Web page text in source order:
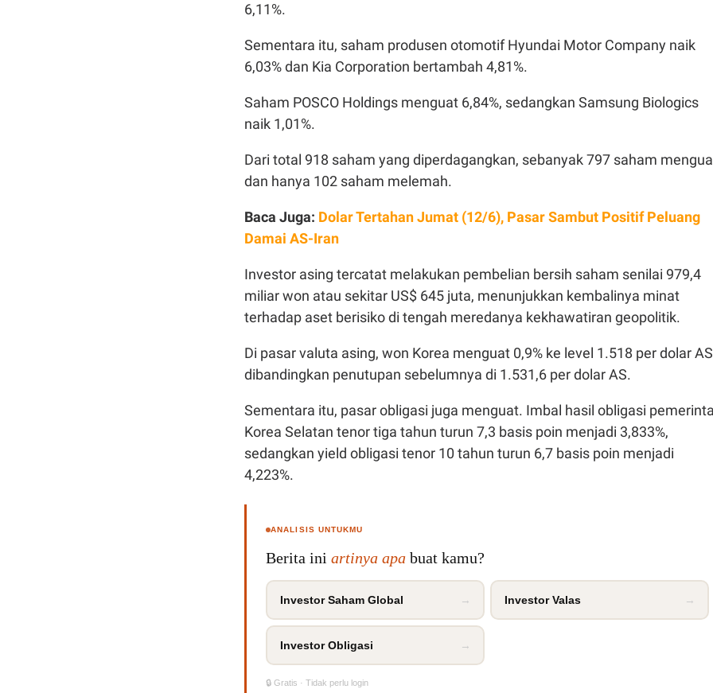
6,11%.
Sementara itu, saham produsen otomotif Hyundai Motor Company naik
6,03% dan Kia Corporation bertambah 4,81%.
Saham POSCO Holdings menguat 6,84%, sedangkan Samsung Biologics
naik 1,01%.
Dari total 918 saham yang diperdagangkan, sebanyak 797 saham
dan hanya 102 saham melemah.
Baca Juga: Dolar Tertahan Jumat (12/6), Pasar Sambut Positif Peluang
Damai AS-Iran
Investor asing tercatat melakukan pembelian bersih saham senilai 979,4
miliar won atau sekitar US$ 645 juta, menunjukkan kembalinya minat
terhadap aset berisiko di tengah meredanya kekhawatiran geopolitik.
Di pasar valuta asing, won Korea menguat 0,9% ke level 1.518 per dolar AS
dibandingkan penutupan sebelumnya di 1.531,6 per dolar AS.
Sementara itu, pasar obligasi juga menguat. Imbal hasil obligasi
Korea Selatan tenor tiga tahun turun 7,3 basis poin menjadi 3,833%,
sedangkan yield obligasi tenor 10 tahun turun 6,7 basis poin menjadi
4,223%.
ANALISIS UNTUKMU
Berita ini artinya apa buat kamu?
Investor Saham Global → Investor Valas →
Investor Obligasi →
🔒 Gratis · Tidak perlu login